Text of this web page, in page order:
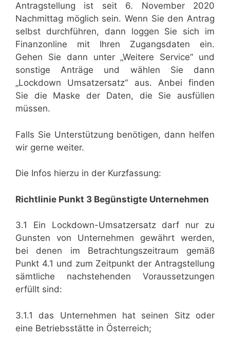
Antragstellung ist seit 6. November 2020
Nachmittag möglich sein. Wenn Sie den Antrag
selbst durchführen, dann loggen Sie sich im
Finanzonline mit Ihren Zugangsdaten ein.
Gehen Sie dann unter „Weitere Service“ und
sonstige Anträge und wählen Sie dann
„Lockdown Umsatzersatz“ aus. Anbei finden
Sie die Maske der Daten, die Sie ausfüllen
müssen.
Falls Sie Unterstützung benötigen, dann helfen
wir gerne weiter.
Die Infos hierzu in der Kurzfassung:
Richtlinie Punkt 3 Begünstigte Unternehmen
3.1 Ein Lockdown-Umsatzersatz darf nur zu
Gunsten von Unternehmen gewährt werden,
bei denen im Betrachtungszeitraum gemäß
Punkt 4.1 und zum Zeitpunkt der Antragstellung
sämtliche nachstehenden Voraussetzungen
erfüllt sind:
3.1.1 das Unternehmen hat seinen Sitz oder
eine Betriebsstätte in Österreich;